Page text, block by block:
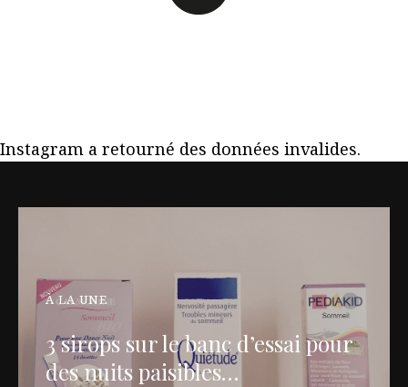
Instagram a retourné des données invalides.
À LA UNE
3 sirops sur le banc d’essai pour
des nuits paisibles…